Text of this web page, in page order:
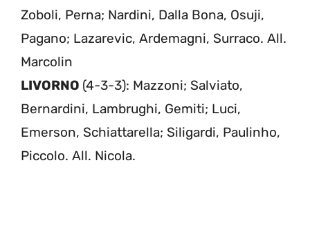
Zoboli, Perna; Nardini, Dalla Bona, Osuji,
Pagano; Lazarevic, Ardemagni, Surraco. All.
Marcolin
LIVORNO (4-3-3): Mazzoni; Salviato,
Bernardini, Lambrughi, Gemiti; Luci,
Emerson, Schiattarella; Siligardi, Paulinho,
Piccolo. All. Nicola.